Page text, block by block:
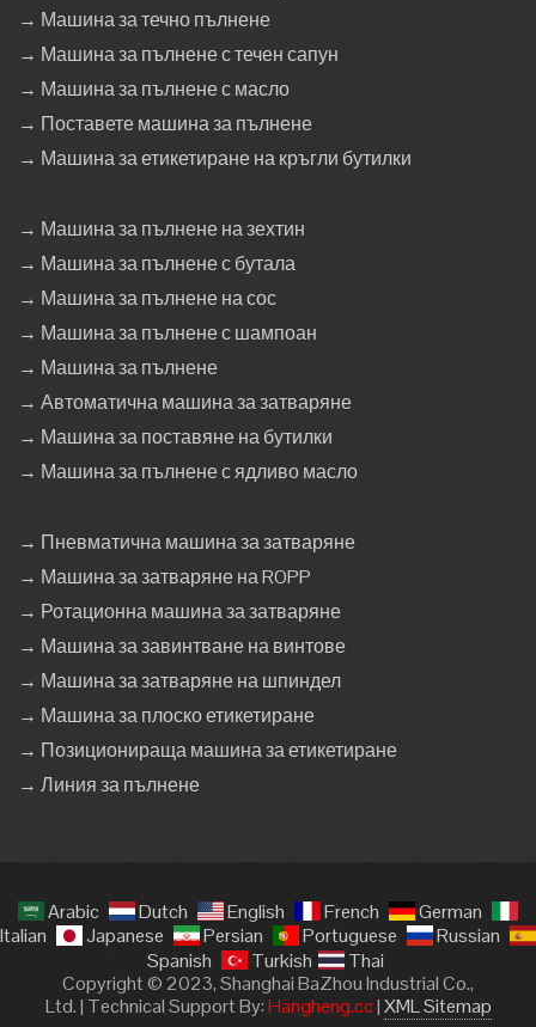
→ Машина за течно пълнене
→ Машина за пълнене с течен сапун
→ Машина за пълнене с масло
→ Поставете машина за пълнене
→ Машина за етикетиране на кръгли бутилки
→ Машина за пълнене на зехтин
→ Машина за пълнене с бутала
→ Машина за пълнене на сос
→ Машина за пълнене с шампоан
→ Машина за пълнене
→ Автоматична машина за затваряне
→ Машина за поставяне на бутилки
→ Машина за пълнене с ядливо масло
→ Пневматична машина за затваряне
→ Машина за затваряне на ROPP
→ Ротационна машина за затваряне
→ Машина за завинтване на винтове
→ Машина за затваряне на шпиндел
→ Машина за плоско етикетиране
→ Позиционираща машина за етикетиране
→ Линия за пълнене
Arabic Dutch English French
German
Italian
Japanese Persian Portuguese
Russian
Spanish
Turkish
Thai
Copyright © 2023, Shanghai BaZhou Industrial Co.,
Ltd. | Technical Support By:Hangheng.cc|XML Sitemap